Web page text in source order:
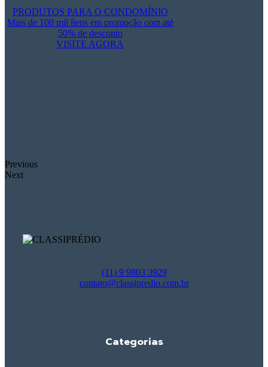
PRODUTOS PARA O CONDOMÍNIO
Mais de 100 mil ítens em promoção com até
50% de desconto
VISITE AGORA
Previous
Next
(11) 9 9803 3929
contato@classipredio.com.br
Categorias